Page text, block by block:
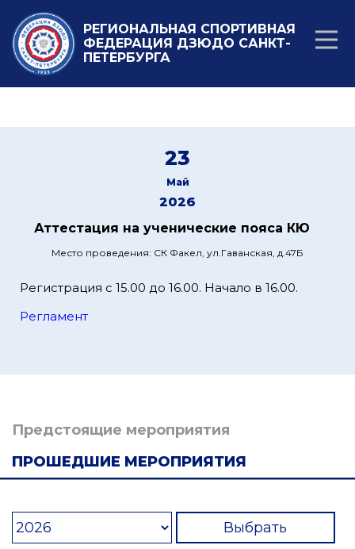
РЕГИОНАЛЬНАЯ СПОРТИВНАЯ
ФЕДЕРАЦИЯ ДЗЮДО САНКТ-
ПЕТЕРБУРГА
23
Май
2026
Аттестация на ученические пояса КЮ
Место проведения: СК Факел, ул.Гаванская, д.47Б
Регистрация с 15.00 до 16.00. Начало в 16.00.
Регламент
Предстоящие мероприятия
ПРОШЕДШИЕ МЕРОПРИЯТИЯ
Выбрать